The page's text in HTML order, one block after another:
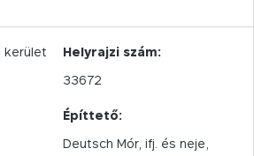
kerület
Helyrajzi szám:
33672
Építtető:
Deutsch Mór, ifj. és neje,